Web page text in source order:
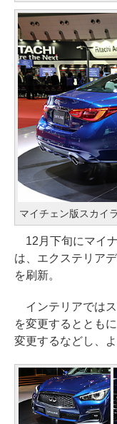
マイチェン版スカイ
12月下旬にマイ
は、エクステリア
を刷新。
インテリアでは
を変更するととも
変更するなどし、